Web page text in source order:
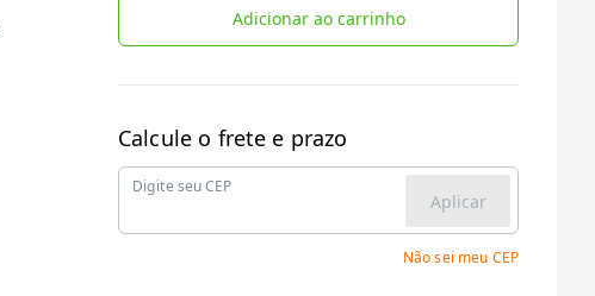
Adicionar ao carrinho
Calcule o frete e prazo
Digite seu CEP
Aplicar
Não sei meu CEP